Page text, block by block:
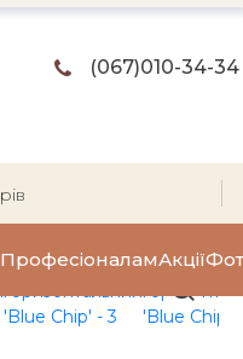
(067)010-34-34
ПрофесіоналамАкції